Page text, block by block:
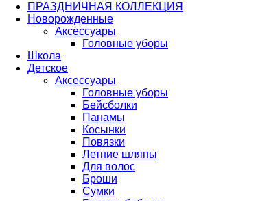
ПРАЗДНИЧНАЯ КОЛЛЕКЦИЯ
Новорожденные
Аксессуары
Головные уборы
Школа
Детское
Аксессуары
Головные уборы
Бейсболки
Панамы
Косынки
Повязки
Летние шляпы
Для волос
Броши
Сумки